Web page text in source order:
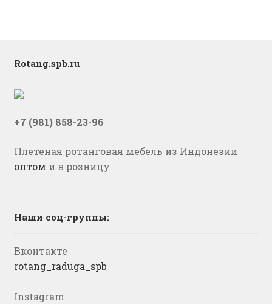
Rotang.spb.ru
+7 (981) 858-23-96
Плетеная ротанговая мебель из Индонезии
оптом и в розницу
Наши соц-группы:
Вконтакте
rotang_raduga_spb
Instagram